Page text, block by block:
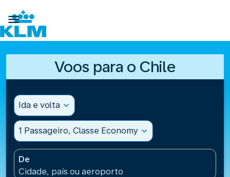

Voos para o Chile
Ida e volta expand_more
1 Passageiro, Classe Economy expand_more
De
Cidade, país ou aeroporto